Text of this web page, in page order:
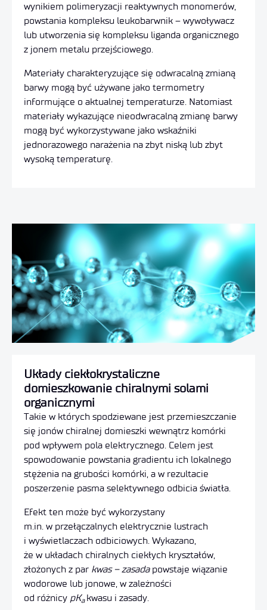
wynikiem polimeryzacji reaktywnych monomerów,
powstania kompleksu leukobarwnik – wywoływacz
lub utworzenia się kompleksu liganda organicznego
z jonem metalu przejściowego.
Materiały charakteryzujące się odwracalną zmianą
barwy mogą być używane jako termometry
informujące o aktualnej temperaturze. Natomiast
materiały wykazujące nieodwracalną zmianę barwy
mogą być wykorzystywane jako wskaźniki
jednorazowego narażenia na zbyt niską lub zbyt
wysoką temperaturę.
Układy ciekłokrystaliczne
domieszkowanie chiralnymi solami
organicznymi
Takie w których spodziewane jest przemieszczanie
się jonów chiralnej domieszki wewnątrz komórki
pod wpływem pola elektrycznego. Celem jest
spowodowanie powstania gradientu ich lokalnego
stężenia na grubości komórki, a w rezultacie
poszerzenie pasma selektywnego odbicia światła.
Efekt ten może być wykorzystany
m.in. w przełączalnych elektrycznie lustrach
i wyświetlaczach odbiciowych. Wykazano,
że w układach chiralnych ciekłych kryształów,
złożonych z par kwas – zasadapowstaje wiązanie
wodorowe lub jonowe, w zależności
od różnicy pKa kwasu i zasady.